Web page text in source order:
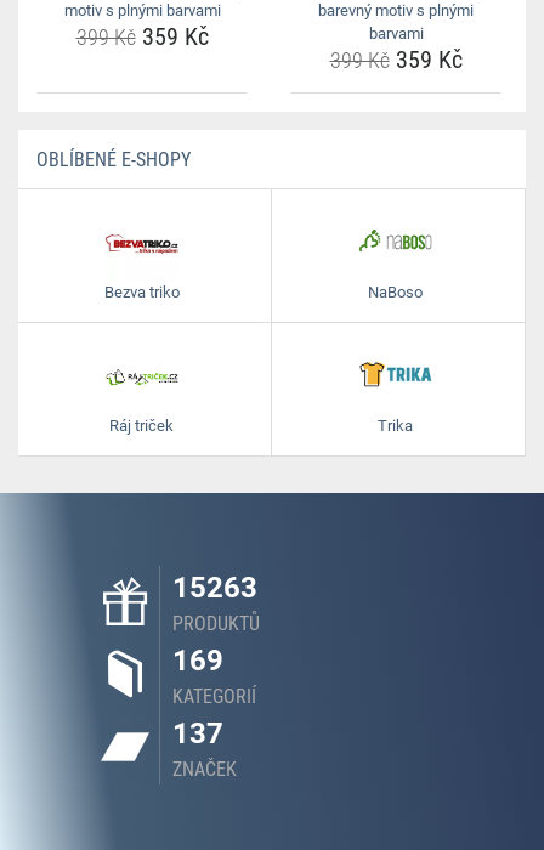
motiv s plnými barvami
399 Kč359 Kč
barevný motiv s plnými
barvami
399 Kč359 Kč
OBLÍBENÉ E-SHOPY
Bezva triko NaBoso
Ráj triček Trika
15263
PRODUKTŮ
169
KATEGORIÍ
137
ZNAČEK